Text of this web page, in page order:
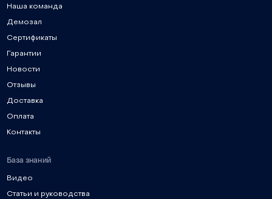
Наша команда
Демозал
Сертификаты
Гарантии
Новости
Отзывы
Доставка
Оплата
Контакты
База знаний
Видео
Статьи и руководства